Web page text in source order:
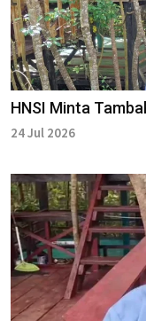
HNSI Minta
24 Jul 2026